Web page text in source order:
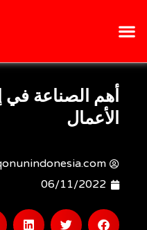
أهم الصناعة في
الأعمال
06/11/2022